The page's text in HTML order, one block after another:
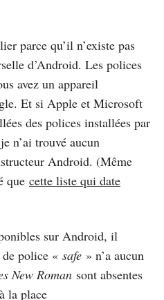
parce qu’il n’existe pas
d’Android. Les polices
avez un appareil
Et si Apple et Microsoft
des polices installées par
n’ai trouvé aucun
Android. (Même
que cette liste qui date
sur Android, il
police « safe » n’a aucun
New Roman sont absentes
la place